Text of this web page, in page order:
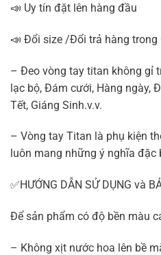
📣 Uy tín đặt lên hàng đầu
📣 Đổi size /Đổi trả hàng trong
– Đeo vòng tay titan không gỉ
lạc bộ, Đám cưới, Hàng ngày,
Tết, Giáng Sinh.v.v.
– Vòng tay Titan là phụ kiện
luôn mang những ý nghĩa đặc
✅HƯỚNG DẪN SỬ DỤNG và
Để sản phẩm có độ bền màu
– Không xịt nước hoa lên bề